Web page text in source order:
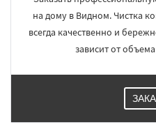
на дому в Видном. Чистка
всегда качественно и
зависит от